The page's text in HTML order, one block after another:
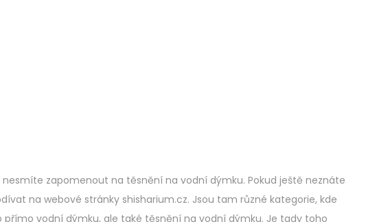
zapomenout na těsnění na vodní dýmku. Pokud ještě neznáte
na webové stránky shisharium.cz. Jsou tam různé kategorie, kde
vodní dýmku, ale také těsnění na vodní dýmku. Je tady toho